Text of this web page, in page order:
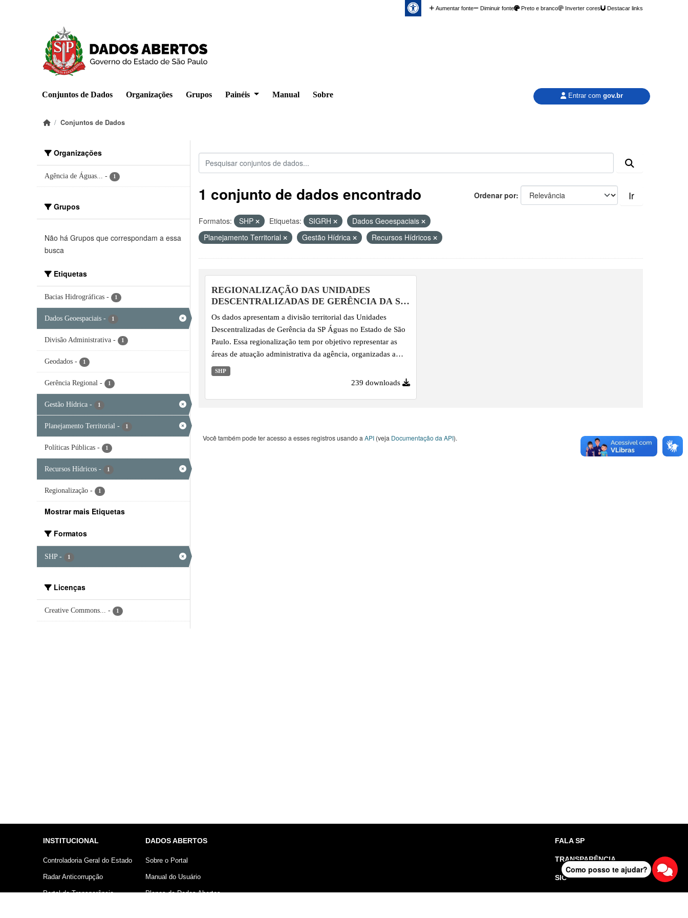
Aumentar fonte Diminuir fonte Preto e branco Inverter cores Destacar links
Conjuntos de Dados Organizações Grupos Painéis Manual Sobre Entrar com gov.br
Conjuntos de Dados
Organizações
Agência de Águas... - 1
Grupos
Não há Grupos que correspondam a essa
busca
Etiquetas
Bacias Hidrográficas - 1
Dados Geoespaciais - 1
Divisão Administrativa - 1
Geodados - 1
Gerência Regional - 1
Gestão Hídrica - 1
Planejamento Territorial - 1
Políticas Públicas - 1
Recursos Hídricos - 1
Regionalização - 1
Mostrar mais Etiquetas
Formatos
SHP - 1
Licenças
Creative Commons... - 1
Ordenar por Ir
1 conjunto de dados encontrado
Formatos: SHP Etiquetas: SIGRH
Dados Geoespaciais
Planejamento Territorial
Gestão Hídrica Recursos Hídricos
REGIONALIZAÇÃO DAS UNIDADES
DESCENTRALIZADAS DE GERÊNCIA DA SP
ÁGUAS
Os dados apresentam a divisão territorial das Unidades
Descentralizadas de Gerência da SP Águas no Estado de São
Paulo. Essa regionalização tem por objetivo representar as
áreas de atuação administrativa da agência, organizadas a
partir do agrupamento de UGRHIs para fins de regionalização
da gestão.
SHP
239 downloads
Você também pode ter acesso a esses registros usando a API (veja Documentação da API).
INSTITUCIONAL
Controladoria Geral do Estado
Radar Anticorrupção
Portal da Transparência
DADOS ABERTOS
Sobre o Portal
Manual do Usuário
Planos de Dados Abertos
FALA SP
TRANSPARÊNCIA
SIC
Como posso te ajudar?